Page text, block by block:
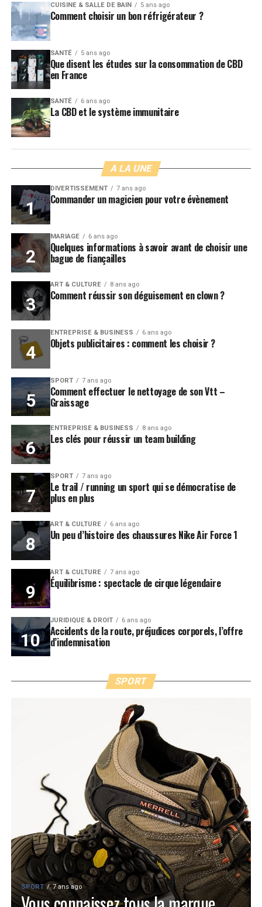
CUISINE & SALLE DE BAIN 5 ans ago
Comment choisir un bon réfrigérateur ?
SANTÉ 5 ans ago
Que disent les études sur la consommation de CBD
en France
SANTÉ 6 ans ago
La CBD et le système immunitaire
A LA UNE
DIVERTISSEMENT 7 ans ago
Commander un magicien pour votre évènement
MARIAGE 6 ans ago
Quelques informations à savoir avant de choisir une
bague de fiançailles
ART & CULTURE 8 ans ago
Comment réussir son déguisement en clown ?
ENTREPRISE & BUSINESS 6 ans ago
Objets publicitaires : comment les choisir ?
SPORT 7 ans ago
Comment effectuer le nettoyage de son Vtt –
Graissage
ENTREPRISE & BUSINESS 8 ans ago
Les clés pour réussir un team building
SPORT 7 ans ago
Le trail / running un sport qui se démocratise de
plus en plus
ART & CULTURE 6 ans ago
Un peu d’histoire des chaussures Nike Air Force 1
ART & CULTURE 7 ans ago
Équilibrisme : spectacle de cirque légendaire
JURIDIQUE & DROIT 6 ans ago
Accidents de la route, préjudices corporels, l’offre
d’indemnisation
SPORT
SPORT 7 ans ago